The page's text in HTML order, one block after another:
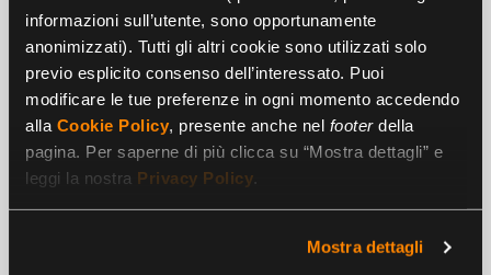
informazioni sull’utente, sono opportunamente
anonimizzati). Tutti gli altri cookie sono utilizzati solo
previo esplicito consenso dell’interessato. Puoi
modificare le tue preferenze in ogni momento accedendo
alla Cookie Policy, presente anche nel footerdella
pagina. Per saperne di più clicca su “Mostra dettagli” e
leggi la nostra Privacy Policy.
Mostra dettagli
partner online il buono regalo offre ancora più
completezza di offerta e possibilità. E non è finita qui, altre
novità riguarderanno questo apprezzatissimo strumento
di incentivo e omaggio.
SEI UN’AZIENDA?